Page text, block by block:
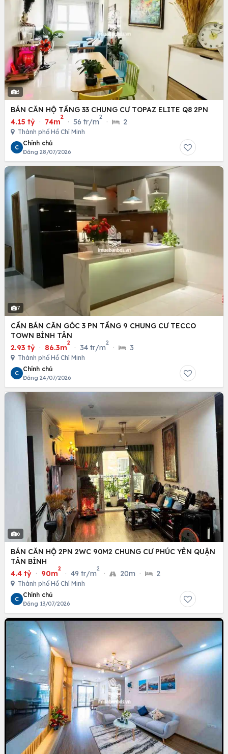
3
BÁN CĂN HỘ TẦNG 33 CHUNG CƯ TOPAZ ELITE Q8 2PN
4.15 tỷ · 74m
2
· 56 tr/m
2
· 2
Thành phố Hồ Chí Minh
C
Chính chủ
Đăng 28/07/2026
7
CẦN BÁN CĂN GÓC 3 PN TẦNG 9 CHUNG CƯ TECCO
TOWN BÌNH TÂN
2.93 tỷ · 86.3m
2
· 34 tr/m
2
· 3
Thành phố Hồ Chí Minh
C
Chính chủ
Đăng 24/07/2026
6
BÁN CĂN HỘ 2PN 2WC 90M2 CHUNG CƯ PHÚC YÊN QUẬN
TÂN BÌNH
4.4 tỷ · 90m
2
· 49 tr/m
2
· 20m · 2
Thành phố Hồ Chí Minh
C
Chính chủ
Đăng 13/07/2026